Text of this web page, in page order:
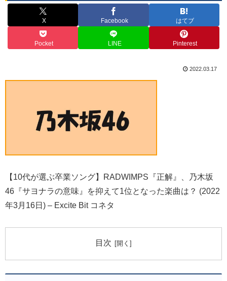
X Facebook はてブ
Pocket LINE Pinterest
2022.03.17
【10代が選ぶ卒業ソング】RADWIMPS『正解』、乃木坂
46『サヨナラの意味』を抑えて1位となった楽曲は？ (2022
年3月16日) – Excite Bit コネタ
目次